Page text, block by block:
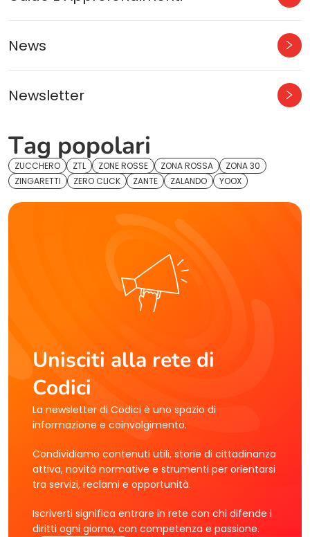
News
Newsletter
Tag popolari
ZUCCHERO ZTL ZONE ROSSE ZONA ROSSA
ZONA 30
ZINGARETTI
ZERO CLICK ZANTE ZALANDO YOOX
Unisciti alla rete di
Codici
La newsletter di Codici è uno spazio di
informazione e coinvolgimento.
Condividiamo contenuti utili, storie di cittadinanza
attiva, novità normative e strumenti per orientarsi
tra servizi, reclami e opportunità.
Iscriverti significa entrare in rete con chi difende i
diritti ogni giorno, con competenza e passione.